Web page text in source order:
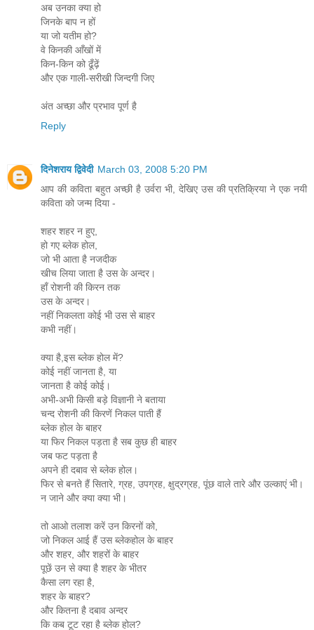
अब उनका क्या हो
जिनके बाप न हों
या जो यतीम हो?
वे किनकी आँखों में
किन-किन को ढूँढ़ें
और एक गाली-सरीखी जिन्दगी जिए
अंत अच्छा और प्रभाव पूर्ण है
Reply
दिनेशराय द्विवेदी March 03, 2008 5:20 PM
आप की कविता बहुत अच्छी है उर्वरा भी, देखिए उस की प्रतिक्रिया ने एक नयी
कविता को जन्म दिया -
शहर शहर न हुए,
हो गए ब्लेक होल,
जो भी आता है नजदीक
खीच लिया जाता है उस के अन्दर।
हाँ रोशनी की किरन तक
उस के अन्दर।
नहीं निकलता कोई भी उस से बाहर
कभी नहीं।
क्या है,इस ब्लेक होल में?
कोई नहीं जानता है, या
जानता है कोई कोई।
अभी-अभी किसी बड़े विज्ञानी ने बताया
चन्द रोशनी की किरणें निकल पाती हैं
ब्लेक होल के बाहर
या फिर निकल पड़ता है सब कुछ ही बाहर
जब फट पड़ता है
अपने ही दबाव से ब्लेक होल।
फिर से बनते हैं सितारे, ग्रह, उपग्रह, क्षुद्रग्रह, पूंछ वाले तारे और उल्काएं भी।
न जाने और क्या क्या भी।
तो आओ तलाश करें उन किरनों को,
जो निकल आई हैं उस ब्लेकहोल के बाहर
और शहर, और शहरों के बाहर
पूछें उन से क्या है शहर के भीतर
कैसा लग रहा है,
शहर के बाहर?
और कितना है दबाव अन्दर
कि कब टूट रहा है ब्लेक होल?